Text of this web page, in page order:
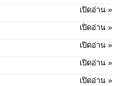
เปิดอ่าน »
เปิดอ่าน »
เปิดอ่าน »
เปิดอ่าน »
เปิดอ่าน »